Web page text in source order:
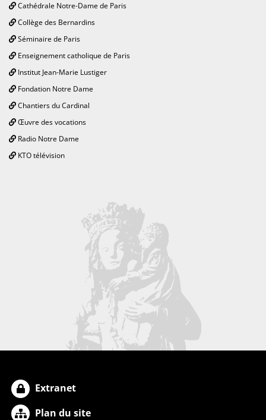
Cathédrale Notre-Dame de Paris
Collège des Bernardins
Séminaire de Paris
Enseignement catholique de Paris
Institut Jean-Marie Lustiger
Fondation Notre Dame
Chantiers du Cardinal
Œuvre des vocations
Radio Notre Dame
KTO télévision
Extranet
Plan du site